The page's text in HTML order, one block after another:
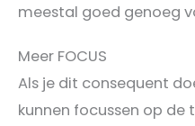
meestal goed genoeg
Meer FOCUS
Als je dit consequent
kunnen focussen op de